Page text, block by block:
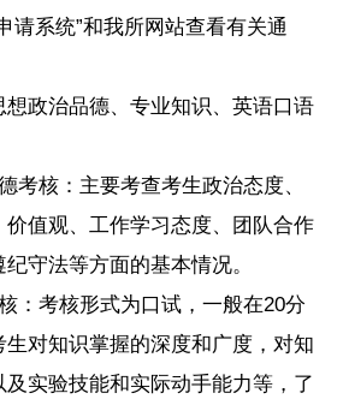
请系统”和我所网站查看有关通
政治品德、专业知识、英语口语
核：主要考查考生政治态度、
值观、工作学习态度、团队合作
守法等方面的基本情况。
考核形式为口试，一般在20分
对知识掌握的深度和广度，对知
实验技能和实际动手能力等，了